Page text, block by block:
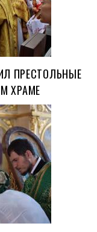
ПРЕСТОЛЬНЫЕ
ХРАМЕ